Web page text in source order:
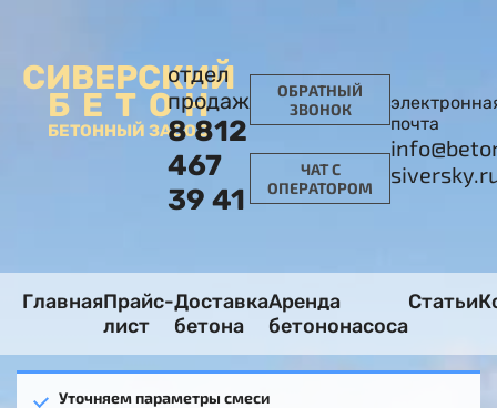
СИВЕРСКИЙ
БЕТОН
БЕТОННЫЙ ЗАВОД
отдел
продаж
8 812
467
39 41
ОБРАТНЫЙ
ЗВОНОК
ЧАТ С
ОПЕРАТОРОМ
почта
ГлавнаяПрайс-
лист
Доставка
бетона
Аренда
бетононасоса
Статьи
Уточняем параметры смеси